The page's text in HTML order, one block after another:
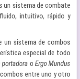
un sistema de combate
intuitivo, rápido y
un sistema de combos
especial de todo
portadora o Ergo Mundus
entre uno y otro